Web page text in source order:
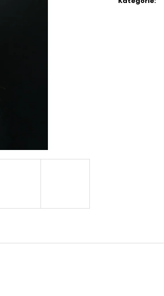
BMW R NINET CUSTOM SCRAMBLER